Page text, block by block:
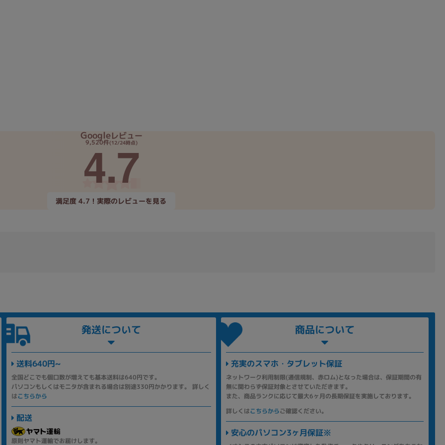
Googleレビュー
9,520件(12/24時点)
4.7
満足度 4.7！実際のレビューを見る
発送について
送料640円~
全国どこでも個口数が増えても基本送料は640円です。
パソコンもしくはモニタが含まれる場合は別途330円かかります。 詳しく
はこちらから
配送
原則ヤマト運輸でお届けします。
商品について
充実のスマホ・タブレット保証
ネットワーク利用制限(通信規制、赤ロム)となった場合は、保証期間の有
無に関わらず保証対象とさせていただきます。
また、商品ランクに応じて最大6ヶ月の長期保証を実施しております。
詳しくはこちらからご確認ください。
安心のパソコン3ヶ月保証※